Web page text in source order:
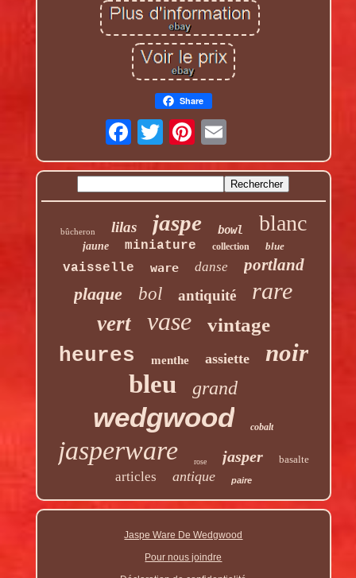
Share
bûcheron lilas jaspe bowl blanc
jaune miniature collection blue
vaisselle ware danse portland
plaque bol antiquité rare
vert vase vintage
heures menthe assiette noir
bleu grand
wedgwood cobalt
jasperware rose jasper basalte
articles antique paire
Jaspe Ware De Wedgwood
Pour nous joindre